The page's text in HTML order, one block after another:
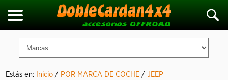
Estás en: Inicio / POR MARCA DE COCHE /JEEP